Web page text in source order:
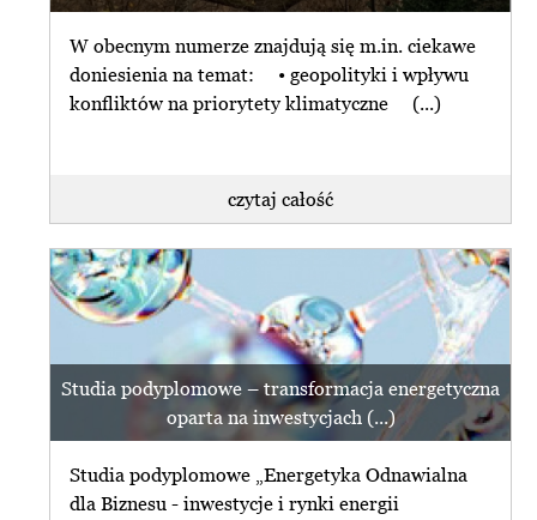
W obecnym numerze znajdują się m.in. ciekawe
doniesienia na temat: • geopolityki i wpływu
konfliktów na priorytety klimatyczne (...)
czytaj całość
Studia podyplomowe – transformacja energetyczna
oparta na inwestycjach (...)
Studia podyplomowe „Energetyka Odnawialna
dla Biznesu - inwestycje i rynki energii